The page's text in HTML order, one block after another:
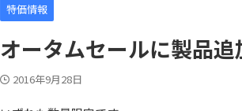
特価情報
オータムセールに製品
2016年9月28日